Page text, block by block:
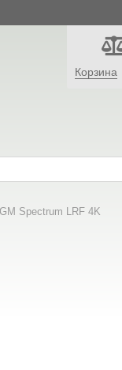
Корзина
Spectrum LRF 4K